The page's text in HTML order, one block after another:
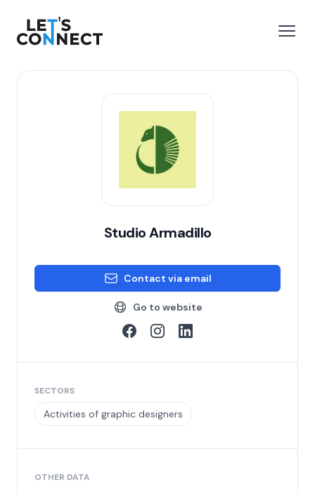
Let's Connect
Studio Armadillo
Contact via email
Go to website
SECTORS
Activities of graphic designers
OTHER DATA